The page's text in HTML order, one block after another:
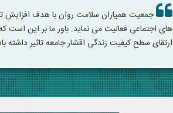
جمعیت همیاران سلامت روان با هدف افزایش
های اجتماعی فعالیت می نماید. باور ما بر این است
ارتقای سطح کیفیت زندگی اقشار جامعه تاثیر داشته